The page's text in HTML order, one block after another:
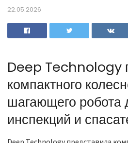
22.05.2026
Deep Technology
компактного
шагающего робота
инспекций и